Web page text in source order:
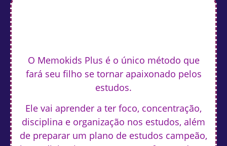
O Memokids Plus é o único método que
fará seu filho se tornar apaixonado pelos
estudos.
Ele vai aprender a ter foco, concentração,
disciplina e organização nos estudos, além
de preparar um plano de estudos campeão,